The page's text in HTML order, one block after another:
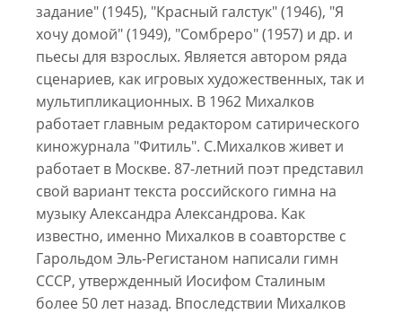
задание" (1945), "Красный галстук" (1946), "Я
хочу домой" (1949), "Сомбреро" (1957) и др. и
пьесы для взрослых. Является автором ряда
сценариев, как игровых художественных, так и
мультипликационных. В 1962 Михалков
работает главным редактором сатирического
киножурнала "Фитиль". С.Михалков живет и
работает в Москве. 87-летний поэт представил
свой вариант текста российского гимна на
музыку Александра Александрова. Как
известно, именно Михалков в соавторстве с
Гарольдом Эль-Регистаном написали гимн
СССР, утвержденный Иосифом Сталиным
более 50 лет назад. Впоследствии Михалков